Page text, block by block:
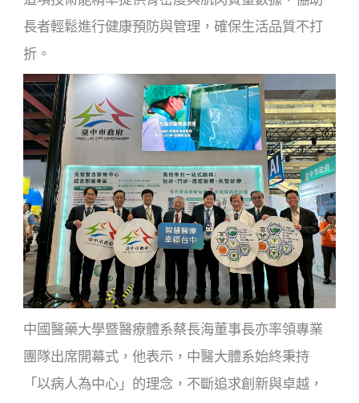
長者輕鬆進行健康預防與管理，確保生活品質不打
折。
中國醫藥大學暨醫療體系蔡長海董事長亦率領專業
團隊出席開幕式，他表示，中醫大體系始終秉持
「以病人為中心」的理念，不斷追求創新與卓越，